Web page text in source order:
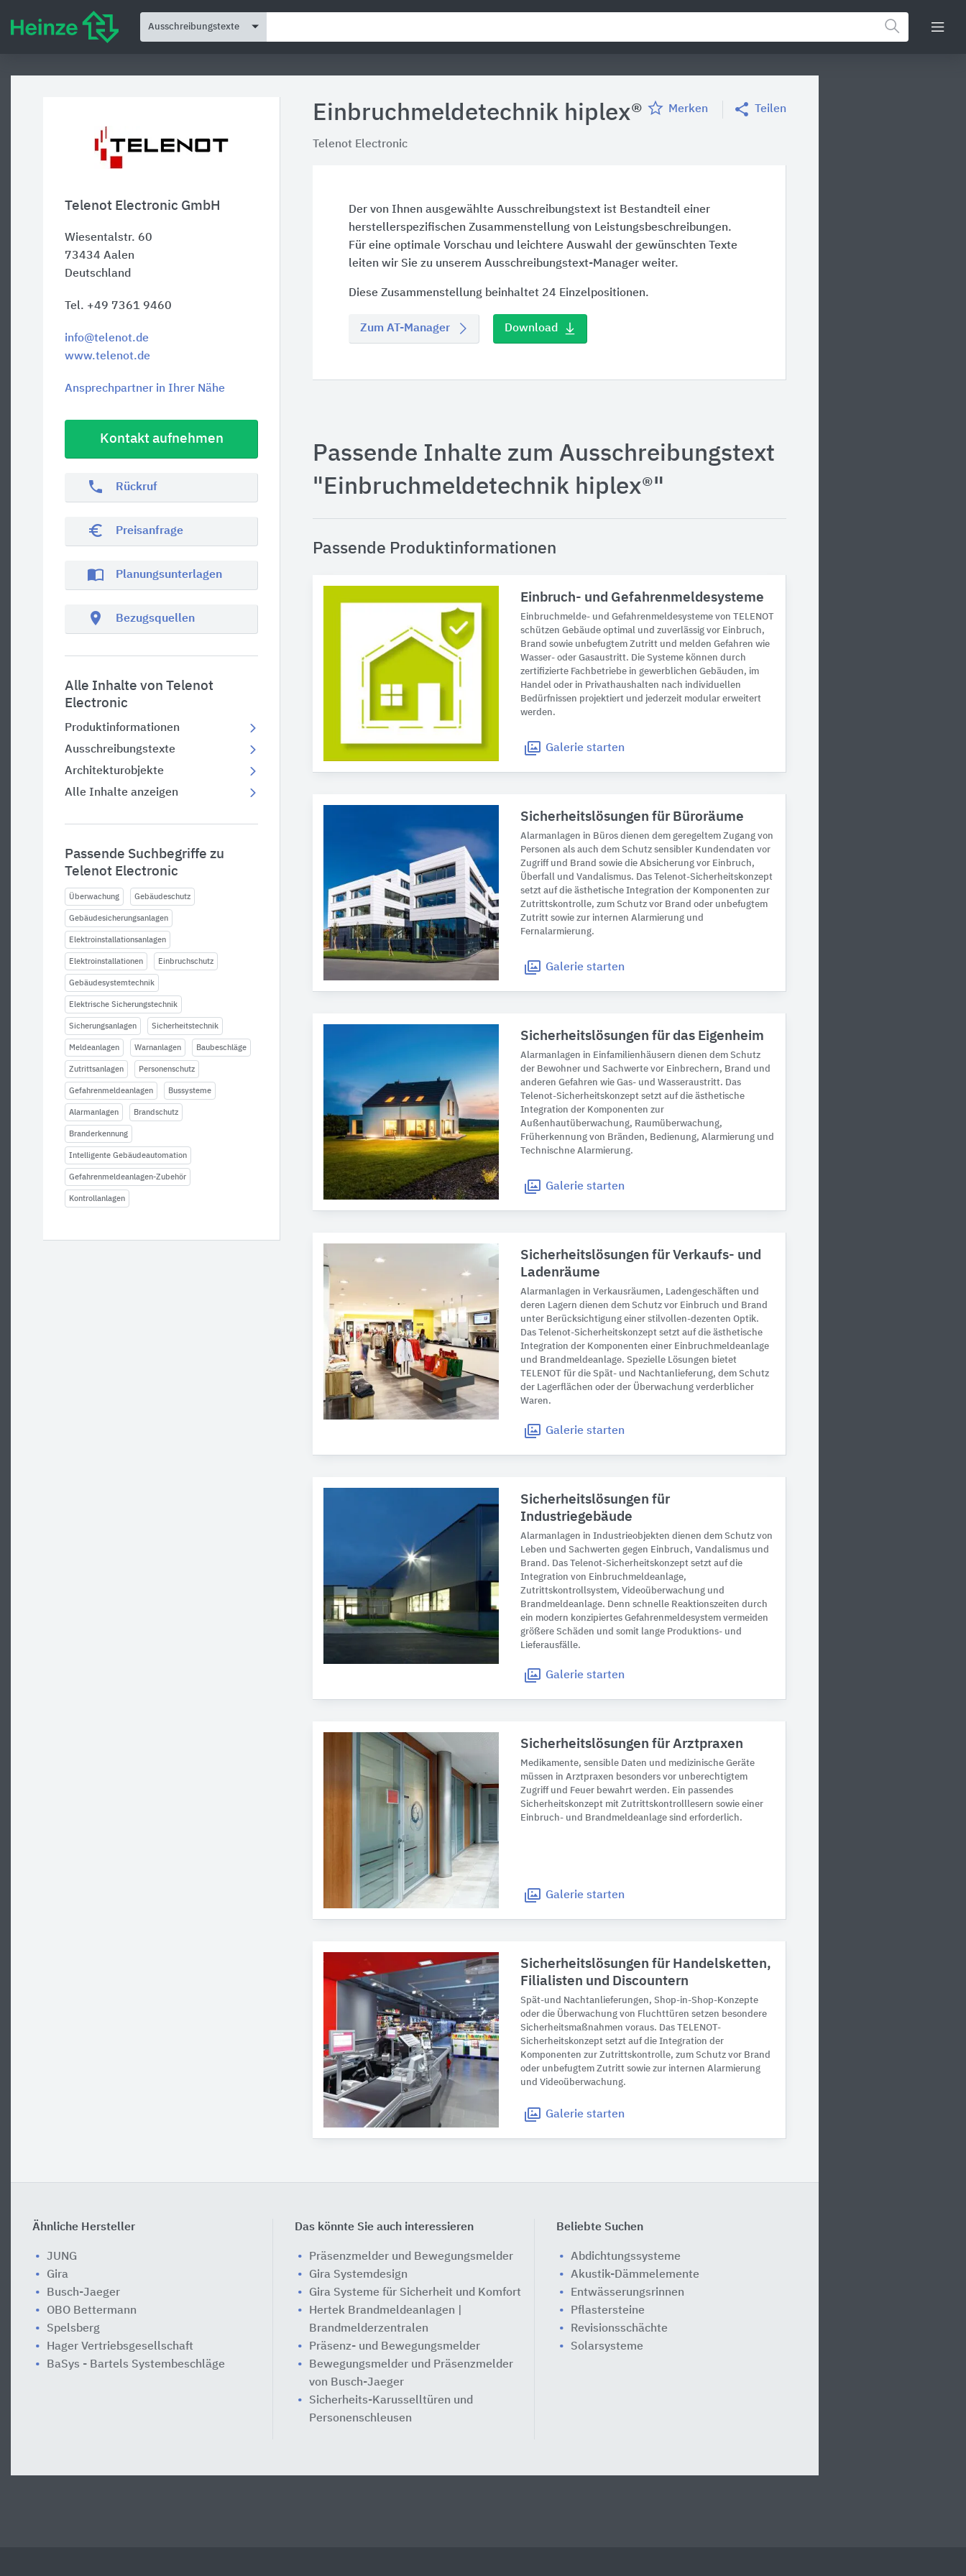
Ausschreibungstexte
Telenot Electronic GmbH
Wiesentalstr. 60
73434 Aalen
Deutschland
Tel. +49 7361 9460
info@telenot.de
www.telenot.de
Ansprechpartner in Ihrer Nähe
Kontakt aufnehmen
phone Rückruf
euro_symbol Preisanfrage
import_contacts Planungsunterlagen
location_on Bezugsquellen
Alle Inhalte von Telenot
Electronic
Produktinformationen
Ausschreibungstexte
Architekturobjekte
Alle Inhalte anzeigen
Passende Suchbegriffe zu
Telenot Electronic
Überwachung Gebäudeschutz
Gebäudesicherungsanlagen
Elektroinstallationsanlagen
Elektroinstallationen Einbruchschutz
Gebäudesystemtechnik
Elektrische Sicherungstechnik
Sicherungsanlagen Sicherheitstechnik
Meldeanlagen Warnanlagen Baubeschläge
Zutrittsanlagen Personenschutz
Gefahrenmeldeanlagen Bussysteme
Alarmanlagen Brandschutz
Branderkennung
Intelligente Gebäudeautomation
Gefahrenmeldeanlagen-Zubehör
Kontrollanlagen
Einbruchmeldetechnik hiplex®
Telenot Electronic
Merken Teilen
Der von Ihnen ausgewählte Ausschreibungstext ist Bestandteil einer
herstellerspezifischen Zusammenstellung von Leistungsbeschreibungen.
Für eine optimale Vorschau und leichtere Auswahl der gewünschten Texte
leiten wir Sie zu unserem Ausschreibungstext-Manager weiter.
Diese Zusammenstellung beinhaltet 24 Einzelpositionen.
Zum AT-Manager Download
Passende Inhalte zum Ausschreibungstext
"Einbruchmeldetechnik hiplex®"
Passende Produktinformationen
Einbruch- und Gefahrenmeldesysteme
Einbruchmelde- und Gefahrenmeldesysteme von TELENOT
schützen Gebäude optimal und zuverlässig vor Einbruch,
Brand sowie unbefugtem Zutritt und melden Gefahren wie
Wasser- oder Gasaustritt. Die Systeme können durch
zertifizierte Fachbetriebe in gewerblichen Gebäuden, im
Handel oder in Privathaushalten nach individuellen
Bedürfnissen projektiert und jederzeit modular erweitert
werden.
Galerie starten
Sicherheitslösungen für Büroräume
Alarmanlagen in Büros dienen dem geregeltem Zugang von
Personen als auch dem Schutz sensibler Kundendaten vor
Zugriff und Brand sowie die Absicherung vor Einbruch,
Überfall und Vandalismus. Das Telenot-Sicherheitskonzept
setzt auf die ästhetische Integration der Komponenten zur
Zutrittskontrolle, zum Schutz vor Brand oder unbefugtem
Zutritt sowie zur internen Alarmierung und
Fernalarmierung.
Galerie starten
Sicherheitslösungen für das Eigenheim
Alarmanlagen in Einfamilienhäusern dienen dem Schutz
der Bewohner und Sachwerte vor Einbrechern, Brand und
anderen Gefahren wie Gas- und Wasseraustritt. Das
Telenot-Sicherheitskonzept setzt auf die ästhetische
Integration der Komponenten zur
Außenhautüberwachung, Raumüberwachung,
Früherkennung von Bränden, Bedienung, Alarmierung und
Technischne Alarmierung.
Galerie starten
Sicherheitslösungen für Verkaufs- und
Ladenräume
Alarmanlagen in Verkausräumen, Ladengeschäften und
deren Lagern dienen dem Schutz vor Einbruch und Brand
unter Berücksichtigung einer stilvollen-dezenten Optik.
Das Telenot-Sicherheitskonzept setzt auf die ästhetische
Integration der Komponenten einer Einbruchmeldeanlage
und Brandmeldeanlage. Spezielle Lösungen bietet
TELENOT für die Spät- und Nachtanlieferung, dem Schutz
der Lagerflächen oder der Überwachung verderblicher
Waren.
Galerie starten
Sicherheitslösungen für
Industriegebäude
Alarmanlagen in Industrieobjekten dienen dem Schutz von
Leben und Sachwerten gegen Einbruch, Vandalismus und
Brand. Das Telenot-Sicherheitskonzept setzt auf die
Integration von Einbruchmeldeanlage,
Zutrittskontrollsystem, Videoüberwachung und
Brandmeldeanlage. Denn schnelle Reaktionszeiten durch
ein modern konzipiertes Gefahrenmeldesystem vermeiden
größere Schäden und somit lange Produktions- und
Lieferausfälle.
Galerie starten
Sicherheitslösungen für Arztpraxen
Medikamente, sensible Daten und medizinische Geräte
müssen in Arztpraxen besonders vor unberechtigtem
Zugriff und Feuer bewahrt werden. Ein passendes
Sicherheitskonzept mit Zutrittskontrolllesern sowie einer
Einbruch- und Brandmeldeanlage sind erforderlich.
Galerie starten
Sicherheitslösungen für Handelsketten,
Filialisten und Discountern
Spät-und Nachtanlieferungen, Shop-in-Shop-Konzepte
oder die Überwachung von Fluchttüren setzen besondere
Sicherheitsmaßnahmen voraus. Das TELENOT-
Sicherheitskonzept setzt auf die Integration der
Komponenten zur Zutrittskontrolle, zum Schutz vor Brand
oder unbefugtem Zutritt sowie zur internen Alarmierung
und Videoüberwachung.
Galerie starten
Ähnliche Hersteller
JUNG
Gira
Busch-Jaeger
OBO Bettermann
Spelsberg
Hager Vertriebsgesellschaft
BaSys - Bartels Systembeschläge
Das könnte Sie auch interessieren
Präsenzmelder und Bewegungsmelder
Gira Systemdesign
Gira Systeme für Sicherheit und Komfort
Hertek Brandmeldeanlagen |
Brandmelderzentralen
Präsenz- und Bewegungsmelder
Bewegungsmelder und Präsenzmelder
von Busch-Jaeger
Sicherheits-Karusselltüren und
Personenschleusen
Beliebte Suchen
Abdichtungssysteme
Akustik-Dämmelemente
Entwässerungsrinnen
Pflastersteine
Revisionsschächte
Solarsysteme